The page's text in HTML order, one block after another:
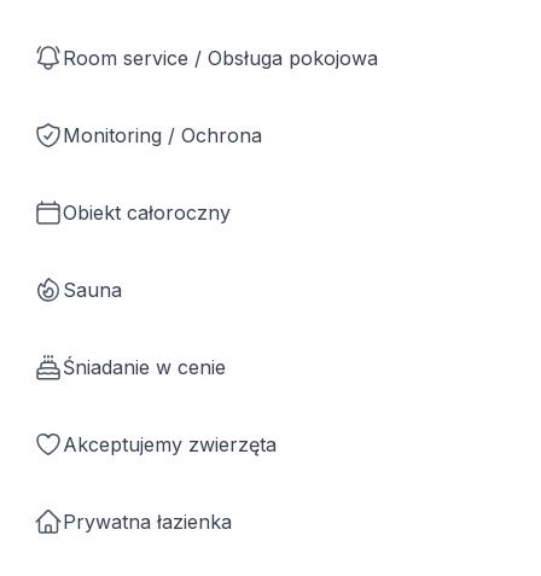
Room service / Obsługa pokojowa
Monitoring / Ochrona
Obiekt całoroczny
Sauna
Śniadanie w cenie
Akceptujemy zwierzęta
Prywatna łazienka